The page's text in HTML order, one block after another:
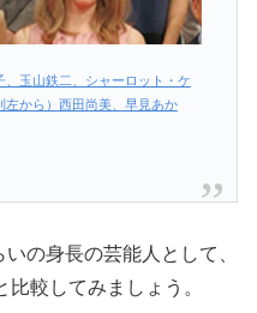
玉山鉄二、シャーロット・ケ
左から）西田尚美、早見あか
の身長の芸能人として、
較してみましょう。